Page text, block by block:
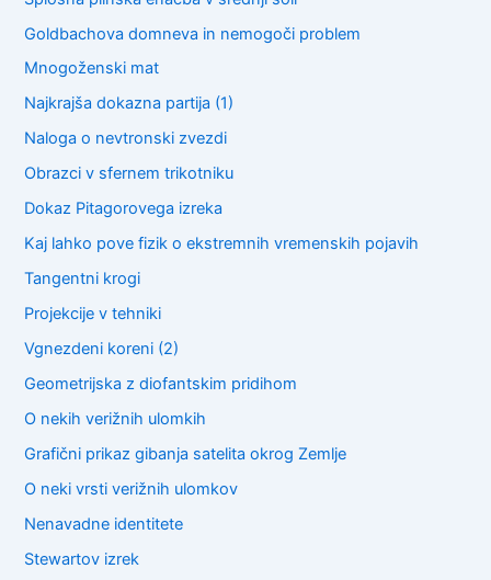
Goldbachova domneva in nemogoči problem
Mnogoženski mat
Najkrajša dokazna partija (1)
Naloga o nevtronski zvezdi
Obrazci v sfernem trikotniku
Dokaz Pitagorovega izreka
Kaj lahko pove fizik o ekstremnih vremenskih pojavih
Tangentni krogi
Projekcije v tehniki
Vgnezdeni koreni (2)
Geometrijska z diofantskim pridihom
O nekih verižnih ulomkih
Grafični prikaz gibanja satelita okrog Zemlje
O neki vrsti verižnih ulomkov
Nenavadne identitete
Stewartov izrek